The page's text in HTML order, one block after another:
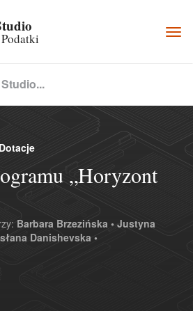
for results.
„Horyzont
Barbara Brzezińska • Justyna
Danishevska •